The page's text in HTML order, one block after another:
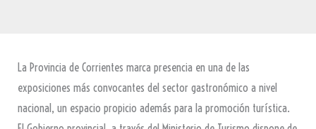
La Provincia de Corrientes marca presencia en una de las
exposiciones más convocantes del sector gastronómico a nivel
nacional, un espacio propicio además para la promoción turística.